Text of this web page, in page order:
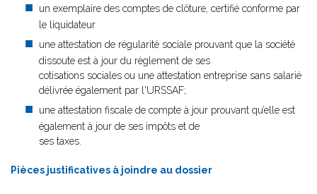
un exemplaire des comptes de clôture, certifié conforme par
le liquidateur
une attestation de régularité sociale prouvant que la société
dissoute est à jour du règlement de ses
cotisations sociales ou une attestation entreprise sans salarié
délivrée également par l'URSSAF;
une attestation fiscale de compte à jour prouvant qu’elle est
également à jour de ses impôts et de
ses taxes
Pièces justificatives à joindre au dossier